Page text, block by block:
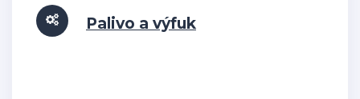
Palivo a výfuk